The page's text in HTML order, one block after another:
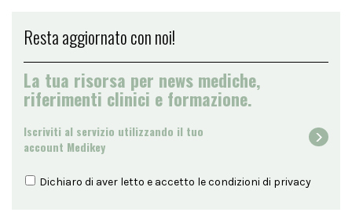
Resta aggiornato con noi!
La tua risorsa per news mediche,
riferimenti clinici e formazione.
Iscriviti al servizio utilizzando il tuo
account Medikey
Dichiaro di aver letto e accetto le condizioni di privacy